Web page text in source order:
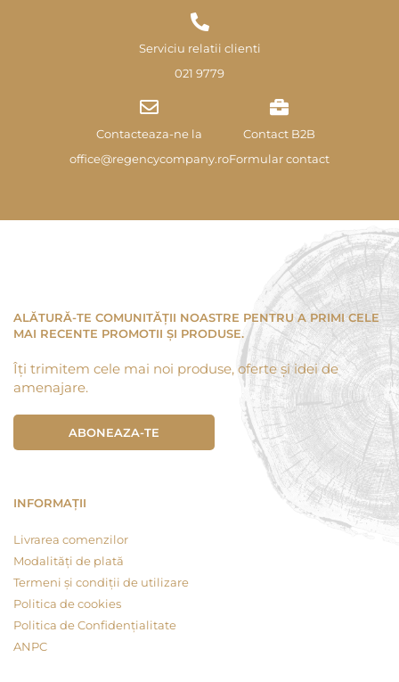
Serviciu relatii clienti
021 9779
Contacteaza-ne la
office@regencycompany.ro
Contact B2B
Formular contact
ALĂTURĂ-TE COMUNITĂȚII NOASTRE PENTRU A PRIMI CELE
MAI RECENTE PROMOTII ȘI PRODUSE.
Îți trimitem cele mai noi produse, oferte și idei de
amenajare.
ABONEAZA-TE
INFORMAȚII
Livrarea comenzilor
Modalități de plată
Termeni și condiții de utilizare
Politica de cookies
Politica de Confidențialitate
ANPC